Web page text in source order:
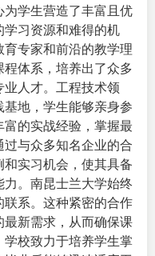
学生营造了丰富且优
学习资源和难得的机
专家和前沿的教学理
体系，培养出了众多
人才。工程技术领
地，学生能够亲身参
的实战经验，掌握最
与众多知名企业的合
实习机会，使其具备
。南昆士兰大学始终
系。这种紧密的合作
最新需求，从而确保课
校致力于培养学生掌